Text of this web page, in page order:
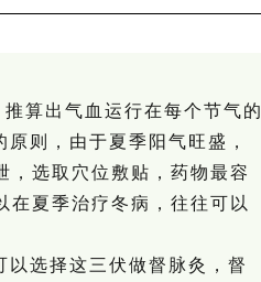
算出气血运行在每个节气的
则，由于夏季阳气旺盛，
，选取穴位敷贴，药物最容
在夏季治疗冬病，往往可以
选择这三伏做督脉灸，督